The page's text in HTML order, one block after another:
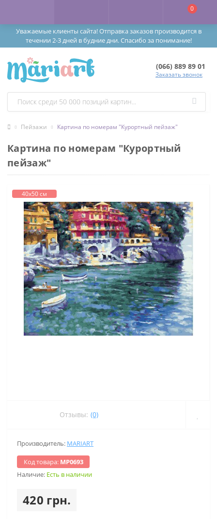
Уважаемые клиенты сайта! Отправка заказов производится в
течении 2-3 дней в будние дни. Спасибо за понимание!
0
(066) 889 89 01
Заказать звонок
Пейзажи Картина по номерам "Курортный пейзаж"
Картина по номерам "Курортный
пейзаж"
40х50 см
Отзывы: (0)
Производитель: MARIART
Код товара: МР0693
Наличие: Есть в наличии
420 грн.